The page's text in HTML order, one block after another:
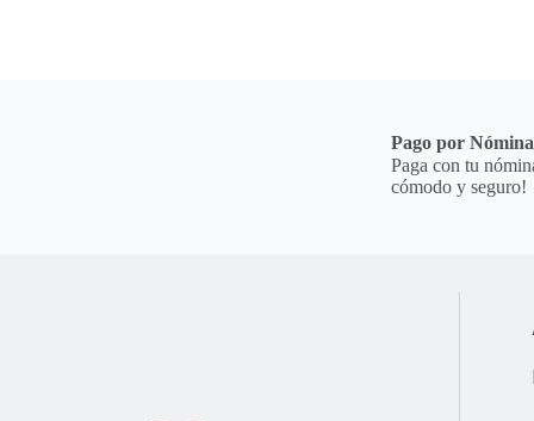
Pago por Nómina
Paga con tu
cómodo y seguro!